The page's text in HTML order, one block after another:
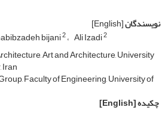
نویسندگان[English]
bijani2 Ali Izadi2
Art and Architecture, University
Faculty of Engineering, University of
چکیده[English]